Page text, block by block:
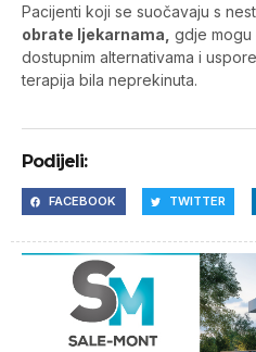
Pacijenti koji se suočavaju s
obrate ljekarnama, gdje mogu
dostupnim alternativama i
terapija bila neprekinuta.
Podijeli:
FACEBOOK TWITTER